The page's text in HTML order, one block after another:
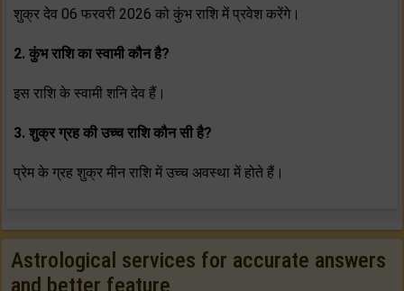
शुक्र देव 06 फरवरी 2026 को कुंभ राशि में प्रवेश करेंगे।
2. कुंभ राशि का स्वामी कौन है?
इस राशि के स्वामी शनि देव हैं।
3. शुक्र ग्रह की उच्च राशि कौन सी है?
प्रेम के ग्रह शुक्र मीन राशि में उच्च अवस्था में होते हैं।
Astrological services for accurate answers
and better feature